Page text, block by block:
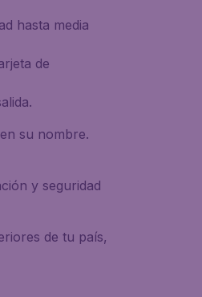
hasta media
de
su nombre.
y seguridad
de tu país,